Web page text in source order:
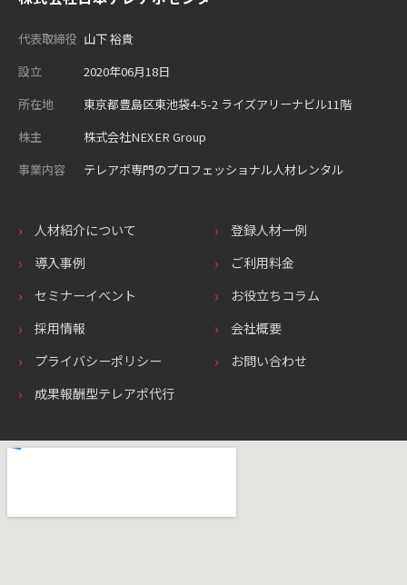
代表取締役 山下 裕貴
設立
2020年06月18日
所在地
東京都豊島区東池袋4-5-2 ライズアリーナビル11階
株主
株式会社NEXER Group
事業内容
テレアポ専門のプロフェッショナル人材レンタル
人材紹介について
登録人材一例
導入事例
ご利用料金
セミナーイベント
お役立ちコラム
採用情報
会社概要
プライバシーポリシー
お問い合わせ
成果報酬型テレアポ代行